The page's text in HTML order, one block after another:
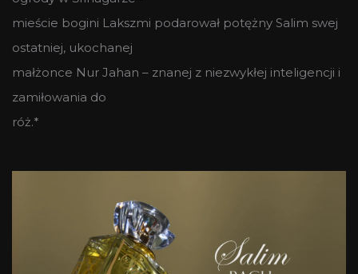
mieście bogini Lakszmi podarował potężny Salim swej
ostatniej, ukochanej
małżonce Nur Jahan – znanej z niezwykłej inteligencji i
zamiłowania do
róż.*